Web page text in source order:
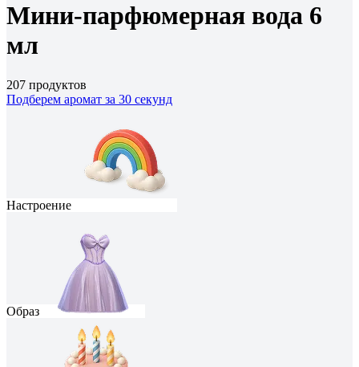
Мини-парфюмерная вода 6
мл
207 продуктов
Подберем аромат за 30 секунд
Настроение
Образ